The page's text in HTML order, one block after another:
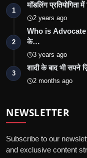
1
मॉडलिंग प्रतियोगिता
2 years ago
2
Who is Advocate
के…
3 years ago
3
शादी के बाद भी सपने
2 months ago
NEWSLETTER
Subscribe to our
and exclusive content